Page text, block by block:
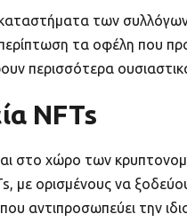
των συλλόγων,
τα οφέλη που
περισσότερα
NFTs
στο χώρο των
με ορισμένους να
αντιπροσωπεύει την